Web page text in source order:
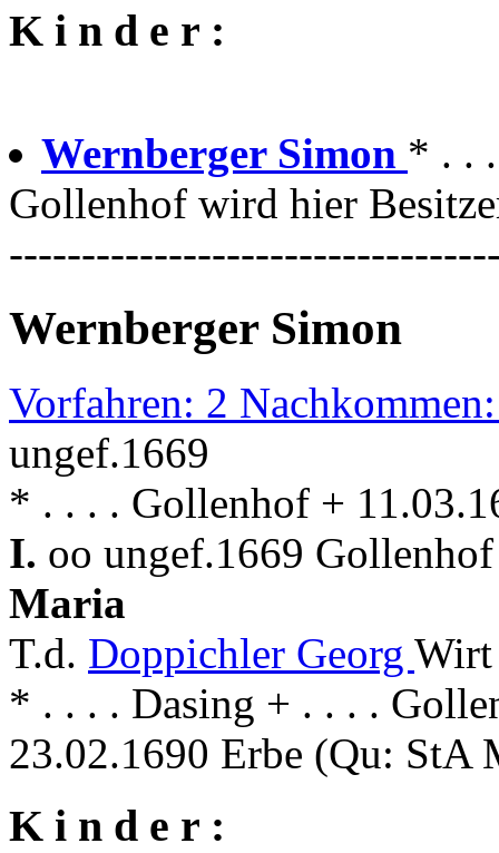
K i n d e r :
Wernberger Simon * . .
Gollenhof wird hier
Wernberger Simon
Vorfahren: 2
ungef.1669
* . . . . Gollenhof +
I. oo ungef.1669
Maria
T.d. Doppichler Georg Wirt
* . . . . Dasing + . . . .
23.02.1690 Erbe (Qu: StA
K i n d e r :